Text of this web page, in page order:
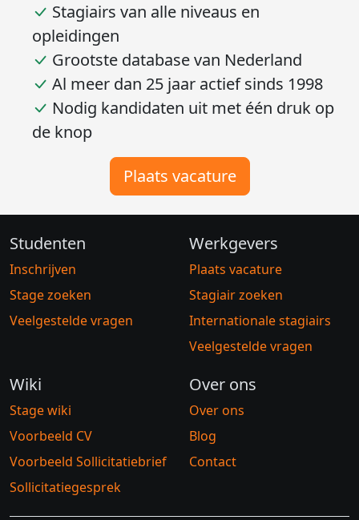
Stagiairs van alle niveaus en
opleidingen
Grootste database van Nederland
Al meer dan 25 jaar actief sinds 1998
Nodig kandidaten uit met één druk op
de knop
Plaats vacature
Studenten
Inschrijven
Stage zoeken
Veelgestelde vragen
Werkgevers
Plaats vacature
Stagiair zoeken
Internationale stagiairs
Veelgestelde vragen
Wiki
Stage wiki
Voorbeeld CV
Voorbeeld Sollicitatiebrief
Sollicitatiegesprek
Over ons
Over ons
Blog
Contact